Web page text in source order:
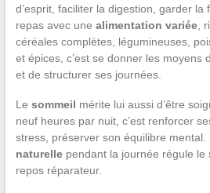
d’esprit, faciliter la digestion, garder la
repas avec une alimentation variée,
céréales complètes, légumineuses,
et épices, c’est se donner les moyens
et de structurer ses journées.
Le sommeil mérite lui aussi d’être
neuf heures par nuit, c’est renforcer
stress, préserver son équilibre mental.
naturellependant la journée régule le
repos réparateur.